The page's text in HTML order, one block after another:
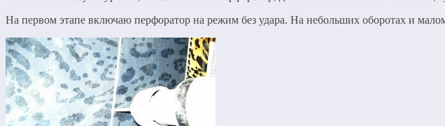
На первом этапе включаю перфоратор на режим без удара. На небольших оборотах и